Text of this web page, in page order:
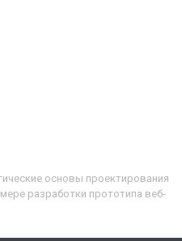
основы проектирования
разработки прототипа веб-